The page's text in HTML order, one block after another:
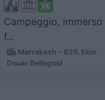
Campeggio,
f...
Marrakech - 825.5km
Douar Bellaguid